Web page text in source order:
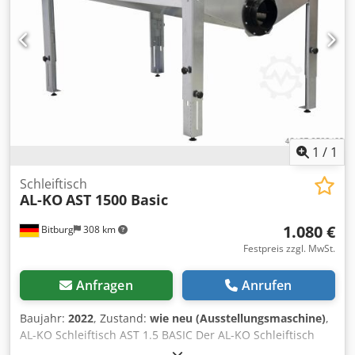
Aktive Anti-Kollisions-Funktion Reduziert effektiv die
Beschädigungsrate von Laserköpfen und hilft Ihnen,
Wartungskosten zu sparen. 3. Gusseisenbett Mit guter
Stoßdämpfung, Gusseisen Bett behält seine Form den
ganzen Weg mit der optimalen mechanischen Eigenschaft.
1 / 1
Bitburg 308 km
Schleiftisch
AL-KOAST 1500 Basic
1.080 €
Festpreis zzgl. MwSt.
Anfragen Anrufen
Baujahr: 2022, Zustand: wie neu (Ausstellungsmaschine),
AL-KO Schleiftisch AST 1.5 BASIC Der AL-KO Schleiftisch
AST 1.5 BASIC ist das Einstiegsmodell beim AL-KO